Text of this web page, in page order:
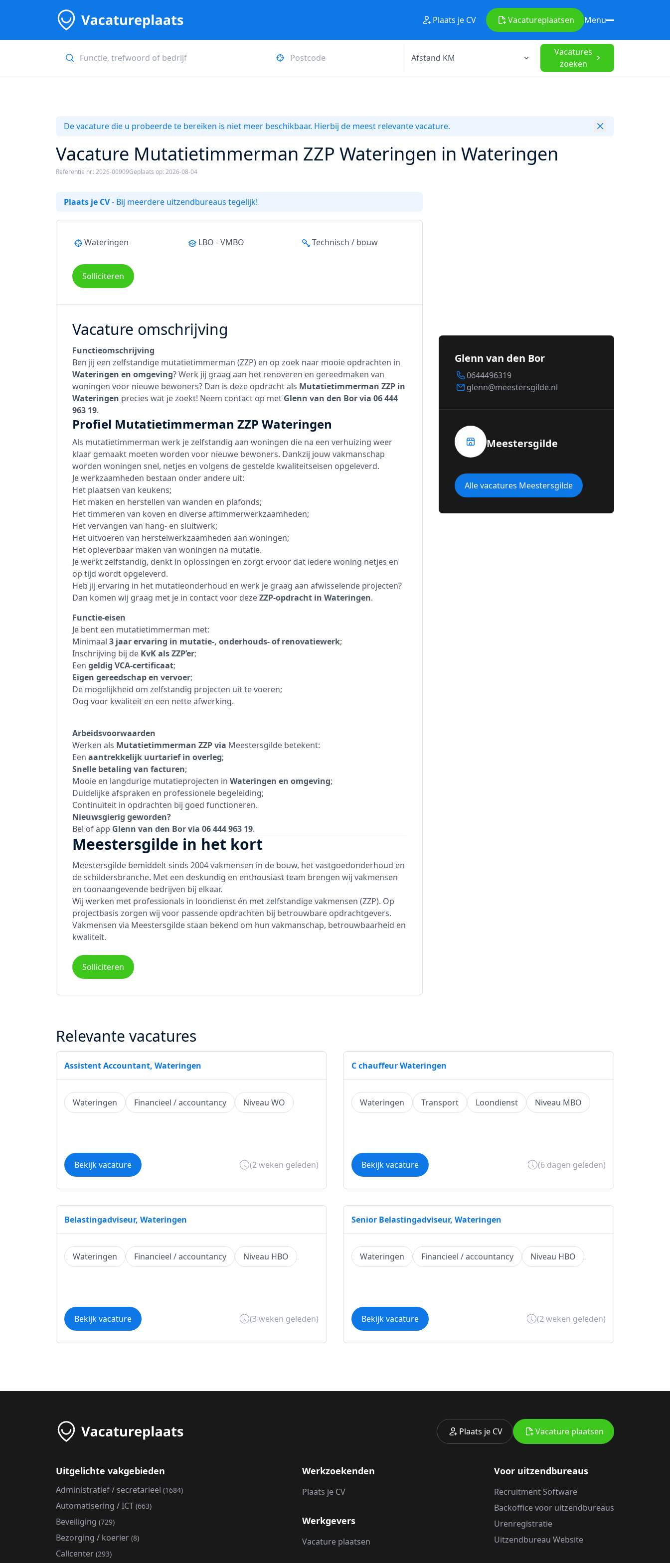
Plaats je CV Vacatureplaatsen Menu
Vacatures
zoeken
De vacature die u probeerde te bereiken is niet meer beschikbaar. Hierbij de meest relevante vacature.
Vacature Mutatietimmerman ZZP Wateringen in Wateringen
Referentie nr.: 2026-00909Geplaats op: 2026-08-04
Plaats je CV- Bij meerdere uitzendbureaus tegelijk!
Wateringen LBO - VMBO Technisch / bouw
Solliciteren
Vacature omschrijving
Functieomschrijving
Ben jij een zelfstandige mutatietimmerman (ZZP) en op zoek naar mooie opdrachten in
Wateringen en omgeving? Werk jij graag aan het renoveren en gereedmaken van
woningen voor nieuwe bewoners? Dan is deze opdracht als Mutatietimmerman ZZP in
Wateringen precies wat je zoekt! Neem contact op met Glenn van den Bor via 06 444
963 19.
Profiel Mutatietimmerman ZZP Wateringen
Als mutatietimmerman werk je zelfstandig aan woningen die na een verhuizing weer
klaar gemaakt moeten worden voor nieuwe bewoners. Dankzij jouw vakmanschap
worden woningen snel, netjes en volgens de gestelde kwaliteitseisen opgeleverd.
Je werkzaamheden bestaan onder andere uit:
Het plaatsen van keukens;
Het maken en herstellen van wanden en plafonds;
Het timmeren van koven en diverse aftimmerwerkzaamheden;
Het vervangen van hang- en sluitwerk;
Het uitvoeren van herstelwerkzaamheden aan woningen;
Het opleverbaar maken van woningen na mutatie.
Je werkt zelfstandig, denkt in oplossingen en zorgt ervoor dat iedere woning netjes en
op tijd wordt opgeleverd.
Heb jij ervaring in het mutatieonderhoud en werk je graag aan afwisselende projecten?
Dan komen wij graag met je in contact voor dezeZZP-opdracht in Wateringen.
Functie-eisen
Je bent een mutatietimmerman met:
Minimaal 3 jaar ervaring in mutatie-, onderhouds- of renovatiewerk;
Inschrijving bij de KvK als ZZP’er;
Een geldig VCA-certificaat;
Eigen gereedschap en vervoer;
De mogelijkheid om zelfstandig projecten uit te voeren;
Oog voor kwaliteit en een nette afwerking.
Arbeidsvoorwaarden
Werken als Mutatietimmerman ZZP via Meestersgilde betekent:
Een aantrekkelijk uurtarief in overleg;
Snelle betaling van facturen;
Mooie en langdurige mutatieprojecten in Wateringen en omgeving;
Duidelijke afspraken en professionele begeleiding;
Continuïteit in opdrachten bij goed functioneren.
Nieuwsgierig geworden?
Bel of app Glenn van den Bor via 06 444 963 19.
Meestersgilde in het kort
Meestersgilde bemiddelt sinds 2004 vakmensen in de bouw, het vastgoedonderhoud en
de schildersbranche. Met een deskundig en enthousiast team brengen wij vakmensen
en toonaangevende bedrijven bij elkaar.
Wij werken met professionals in loondienst én met zelfstandige vakmensen (ZZP). Op
projectbasis zorgen wij voor passende opdrachten bij betrouwbare opdrachtgevers.
Vakmensen via Meestersgilde staan bekend om hun vakmanschap, betrouwbaarheid en
kwaliteit.
Solliciteren
Glenn van den Bor
0644496319
glenn@meestersgilde.nl
Meestersgilde
Alle vacatures Meestersgilde
Relevante vacatures
Assistent Accountant, Wateringen
Wateringen Financieel / accountancy Niveau WO
Bekijk vacature (2 weken geleden)
C chauffeur Wateringen
Wateringen Transport Loondienst Niveau MBO
Bekijk vacature (6 dagen geleden)
Belastingadviseur, Wateringen
Wateringen Financieel / accountancy Niveau HBO
Bekijk vacature (3 weken geleden)
Senior Belastingadviseur, Wateringen
Wateringen Financieel / accountancy Niveau HBO
Bekijk vacature (2 weken geleden)
Plaats je CV Vacature plaatsen
Uitgelichte vakgebieden
Administratief / secretarieel (1684)
Automatisering / ICT (663)
Beveiliging (729)
Bezorging / koerier (8)
Callcenter (293)
Werkzoekenden
Plaats je CV
Werkgevers
Vacature plaatsen
Voor uitzendbureaus
Recruitment Software
Backoffice voor uitzendbureaus
Urenregistratie
Uitzendbureau Website